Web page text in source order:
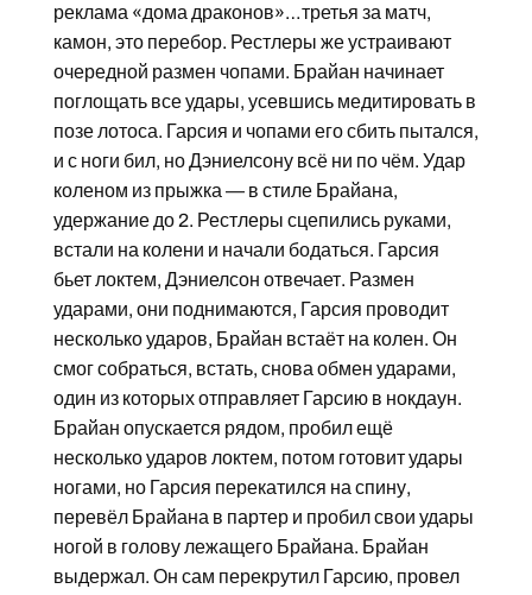
реклама «дома драконов»…третья за матч,
камон, это перебор. Рестлеры же устраивают
очередной размен чопами. Брайан начинает
поглощать все удары, усевшись медитировать в
позе лотоса. Гарсия и чопами его сбить пытался,
и с ноги бил, но Дэниелсону всё ни по чём. Удар
коленом из прыжка — в стиле Брайана,
удержание до 2. Рестлеры сцепились руками,
встали на колени и начали бодаться. Гарсия
бьет локтем, Дэниелсон отвечает. Размен
ударами, они поднимаются, Гарсия проводит
несколько ударов, Брайан встаёт на колен. Он
смог собраться, встать, снова обмен ударами,
один из которых отправляет Гарсию в нокдаун.
Брайан опускается рядом, пробил ещё
несколько ударов локтем, потом готовит удары
ногами, но Гарсия перекатился на спину,
перевёл Брайана в партер и пробил свои удары
ногой в голову лежащего Брайана. Брайан
выдержал. Он сам перекрутил Гарсию, провел